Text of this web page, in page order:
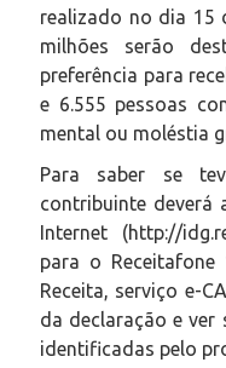
realizado no dia 15
milhões serão
preferência para
e 6.555 pessoas
mental ou moléstia
Para saber se
contribuinte deverá
Internet (http://
para o
Receita, serviço e-
da declaração e ver
identificadas pelo